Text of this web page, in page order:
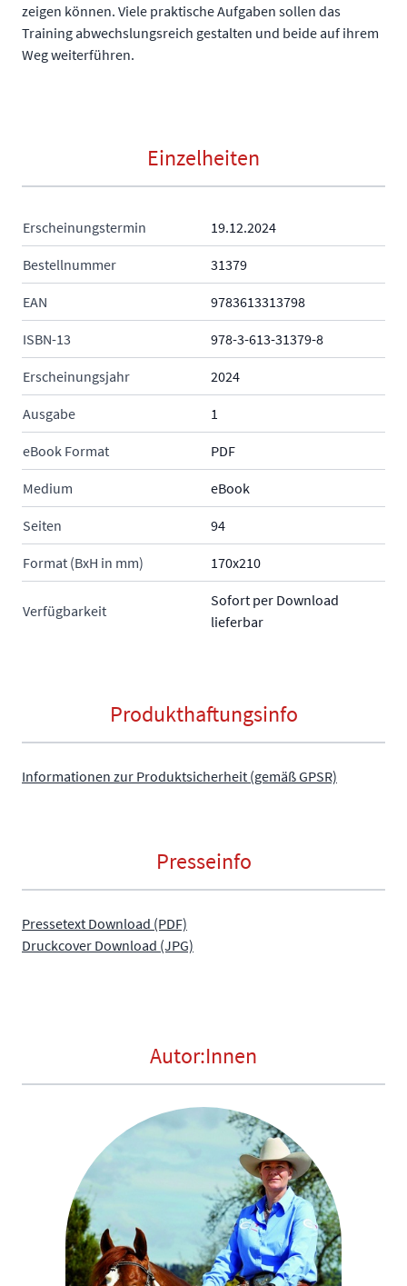
zeigen können. Viele praktische Aufgaben sollen das
Training abwechslungsreich gestalten und beide auf ihrem
Weg weiterführen.
Einzelheiten
Erscheinungstermin 19.12.2024
Bestellnummer 31379
EAN 9783613313798
ISBN-13 978-3-613-31379-8
Erscheinungsjahr 2024
Ausgabe 1
eBook Format PDF
Medium eBook
Seiten 94
Format (BxH in mm) 170x210
Verfügbarkeit
Sofort per Download
lieferbar
Produkthaftungsinfo
Informationen zur Produktsicherheit (gemäß GPSR)
Presseinfo
Pressetext Download (PDF)
Druckcover Download (JPG)
Autor:Innen